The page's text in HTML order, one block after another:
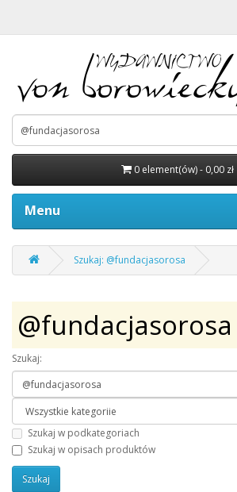
0 element(ów) - 0,00 zł
Menu
Szukaj: @fundacjasorosa
@fundacjasorosa
Szukaj:
Szukaj w podkategoriach
Szukaj w opisach produktów